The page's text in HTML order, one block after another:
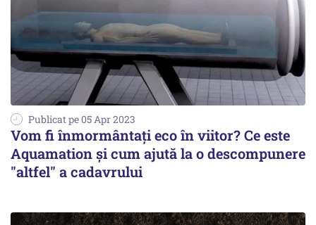
Publicat pe 05 Apr 2023
Vom fi înmormântaţi eco în viitor? Ce este
Aquamation şi cum ajută la o descompunere
"altfel" a cadavrului